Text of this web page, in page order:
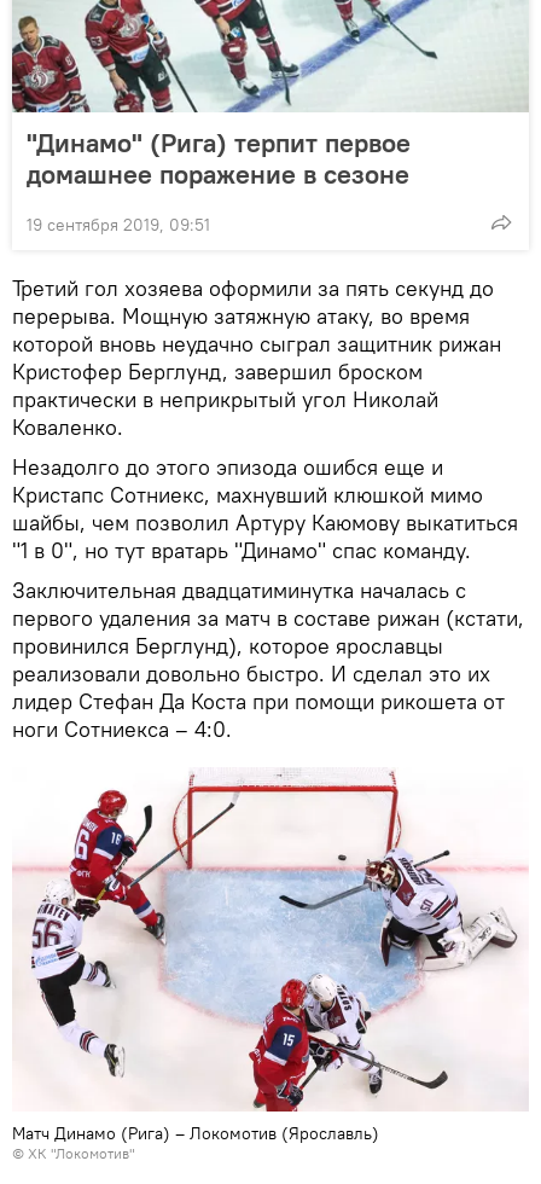
"Динамо" (Рига) терпит первое
домашнее поражение в сезоне
19 сентября 2019, 09:51
Третий гол хозяева оформили за пять секунд до
перерыва. Мощную затяжную атаку, во время
которой вновь неудачно сыграл защитник рижан
Кристофер Берглунд, завершил броском
практически в неприкрытый угол Николай
Коваленко.
Незадолго до этого эпизода ошибся еще и
Кристапс Сотниекс, махнувший клюшкой мимо
шайбы, чем позволил Артуру Каюмову выкатиться
"1 в 0", но тут вратарь "Динамо" спас команду.
Заключительная двадцатиминутка началась с
первого удаления за матч в составе рижан (кстати,
провинился Берглунд), которое ярославцы
реализовали довольно быстро. И сделал это их
лидер Стефан Да Коста при помощи рикошета от
ноги Сотниекса – 4:0.
Матч Динамо (Рига) – Локомотив (Ярославль)
© ХК "Локомотив"